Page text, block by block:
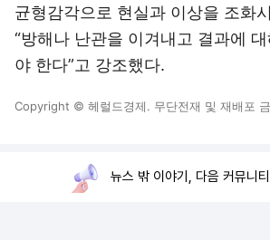
균형감각으로 현실과 이상을 조화
“방해나 난관을 이겨내고 결과에
야 한다”고 강조했다.
Copyright © 헤럴드경제. 무단전재 및 재배포
뉴스 밖 이야기, 다음 커뮤니